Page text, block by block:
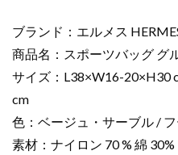
ム
ベ
ー
ジ
ュ・
サ
ー
ブランド：エルメス
商品名：スポーツバッグ グ
サイズ：L38×W16-20×H30
cm
色：ベージュ・サーブル /
素材：ナイロン 70 % 綿 30%